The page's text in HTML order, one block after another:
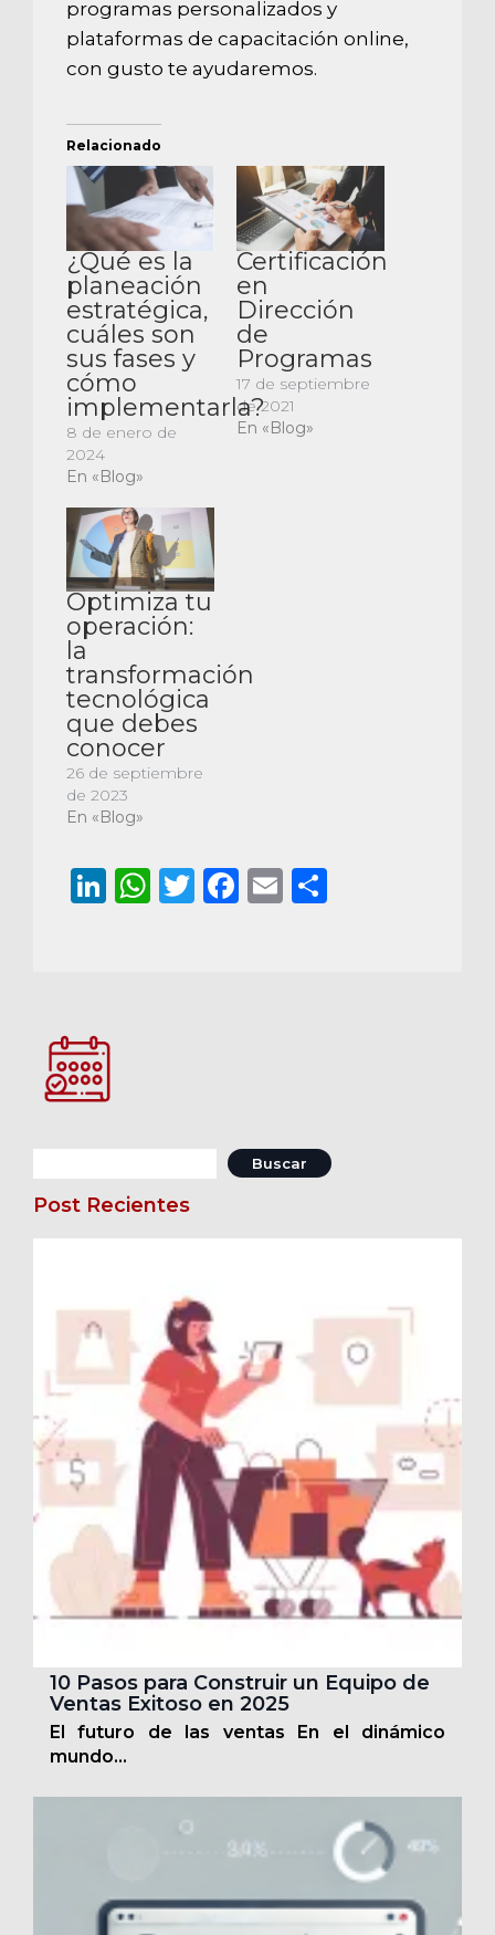
programas personalizados y
plataformas de capacitación online,
con gusto te ayudaremos.
Relacionado
¿Qué es la
planeación
estratégica,
cuáles son
sus fases y
cómo
implementarla?
8 de enero de
2024
En «Blog»
Certificación
en
Dirección
de
Programas
17 de septiembre
de 2021
En «Blog»
Optimiza tu
operación:
la
transformación
tecnológica
que debes
conocer
26 de septiembre
de 2023
En «Blog»
LinkedIn
WhatsApp
Twitter
Facebook
Email
Post Recientes
10 Pasos para Construir un Equipo de
Ventas Exitoso en 2025
El futuro de las ventas En el dinámico
mundo...